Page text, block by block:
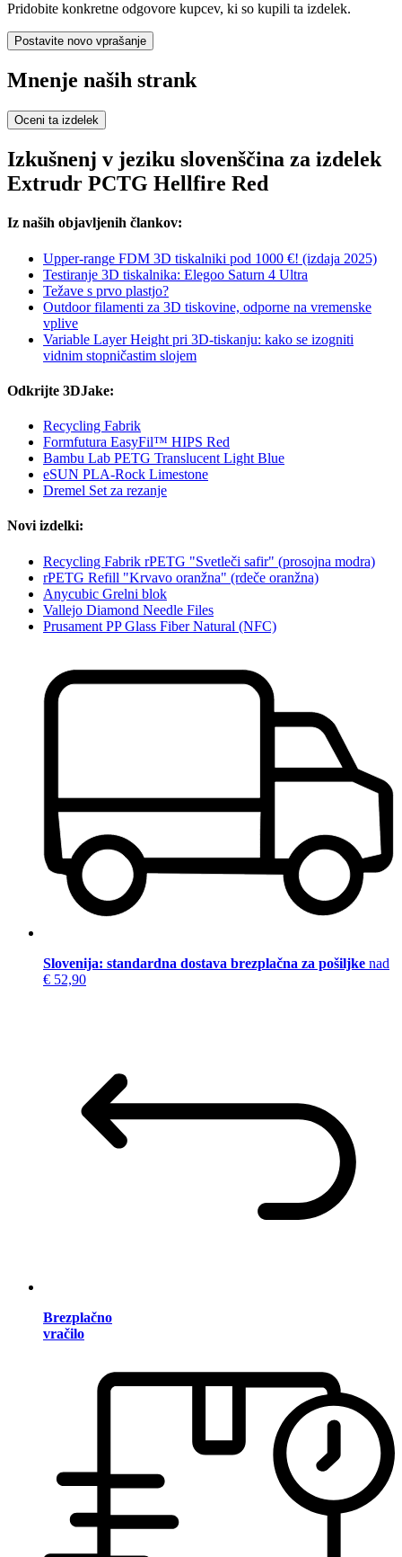
Pridobite konkretne odgovore kupcev, ki so kupili ta izdelek.
Postavite novo vprašanje
Mnenje naših strank
Oceni ta izdelek
Izkušnenj v jeziku slovenščina za izdelek
Extrudr PCTG Hellfire Red
Iz naših objavljenih člankov:
Upper-range FDM 3D tiskalniki pod 1000 €! (izdaja 2025)
Testiranje 3D tiskalnika: Elegoo Saturn 4 Ultra
Težave s prvo plastjo?
Outdoor filamenti za 3D tiskovine, odporne na vremenske
vplive
Variable Layer Height pri 3D-tiskanju: kako se izogniti
vidnim stopničastim slojem
Odkrijte 3DJake:
Recycling Fabrik
Formfutura EasyFil™ HIPS Red
Bambu Lab PETG Translucent Light Blue
eSUN PLA-Rock Limestone
Dremel Set za rezanje
Novi izdelki:
Recycling Fabrik rPETG "Svetleči safir" (prosojna modra)
rPETG Refill "Krvavo oranžna" (rdeče oranžna)
Anycubic Grelni blok
Vallejo Diamond Needle Files
Prusament PP Glass Fiber Natural (NFC)
Slovenija: standardna dostava brezplačna za pošiljke nad
€ 52,90
Brezplačno
vračilo